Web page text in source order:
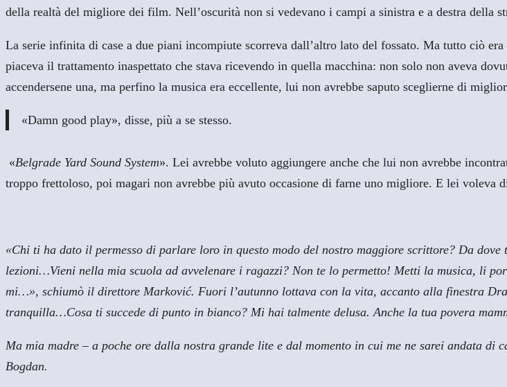
della realtà del migliore dei film. Nell’oscurità non si vedevano i campi a sinistra e a destra della
La serie infinita di case a due piani incompiute scorreva dall’altro lato del fossato. Ma tutto ciò
piaceva il trattamento inaspettato che stava ricevendo in quella macchina: non solo non aveva
accendersene una, ma perfino la musica era eccellente, lui non avrebbe saputo sceglierne di
«Damn good play», disse, più a se stesso.
«Belgrade Yard Sound System». Lei avrebbe voluto aggiungere anche che lui non avrebbe
troppo frettoloso, poi magari non avrebbe più avuto occasione di farne uno migliore. E lei voleva
«Chi ti ha dato il permesso di parlare loro in questo modo del nostro maggiore scrittore? Da
lezioni…Vieni nella mia scuola ad avvelenare i ragazzi? Non te lo permetto! Metti la musica, li
mi…», schiumò il direttore Marković. Fuori l’autunno lottava con la vita, accanto alla finestra
tranquilla…Cosa ti succede di punto in bianco? Mi hai talmente delusa. Anche la tua povera
Ma mia madre – a poche ore dalla nostra grande lite e dal momento in cui me ne sarei andata
Bogdan.